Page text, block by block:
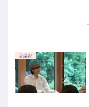
音楽家